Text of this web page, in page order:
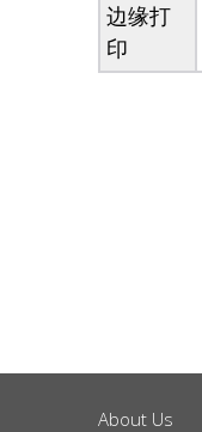
边缘打
印
About Us